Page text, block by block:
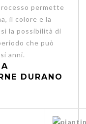
permette
il colore e la
la possibilità di
che può
anni.
DURANO